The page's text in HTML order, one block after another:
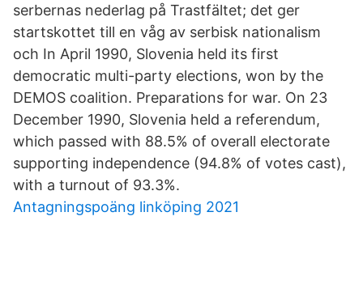
serbernas nederlag på Trastfältet; det ger
startskottet till en våg av serbisk nationalism
och In April 1990, Slovenia held its first
democratic multi-party elections, won by the
DEMOS coalition. Preparations for war. On 23
December 1990, Slovenia held a referendum,
which passed with 88.5% of overall electorate
supporting independence (94.8% of votes cast),
with a turnout of 93.3%.
Antagningspoäng linköping 2021